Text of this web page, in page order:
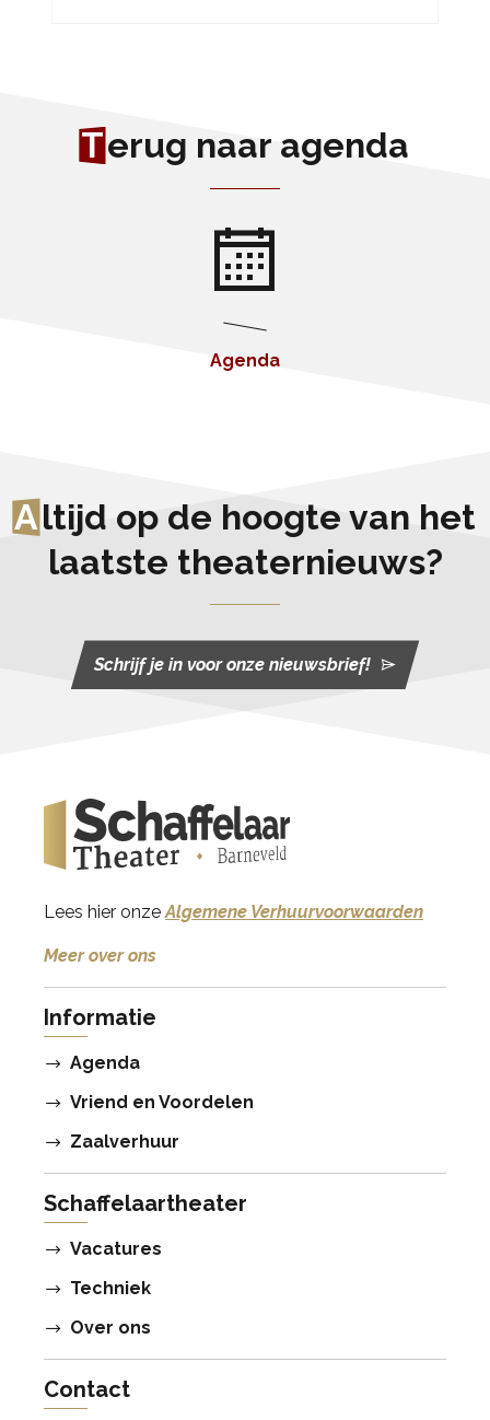
Terug naar agenda
Agenda
Altijd op de hoogte van het
laatste theaternieuws?
Schrijf je in voor onze nieuwsbrief!
Lees hier onzeAlgemene Verhuurvoorwaarden
Meer over ons
Informatie
Agenda
Vriend en Voordelen
Zaalverhuur
Schaffelaartheater
Vacatures
Techniek
Over ons
Contact